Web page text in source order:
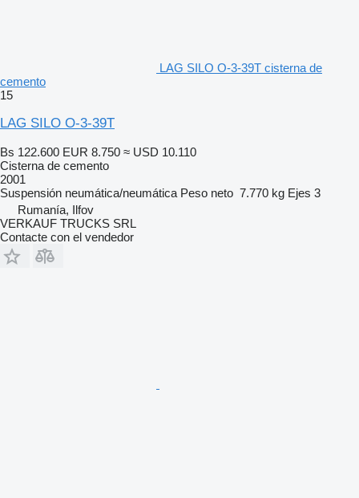
LAG SILO O-3-39T cisterna de
cemento
15
LAG SILO O-3-39T
Bs 122.600 EUR 8.750 ≈ USD 10.110
Cisterna de cemento
2001
Suspensión neumática/neumática Peso neto 7.770 kg Ejes 3
Rumanía, Ilfov
VERKAUF TRUCKS SRL
Contacte con el vendedor